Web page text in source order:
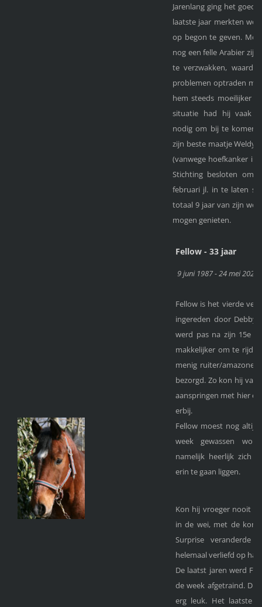
Jarenlang ging het goed
laatste jaar merkten we
op begon te geven.
nog een felle Arabier
te verzwakken,
problemen optraden
hem steeds moeilijker
situatie had hij vaak
nodig om bij te
zijn beste maatje Weldy
(vanwege hoefkanker in
Stichting besloten om
februari jl. in te laten
totaal 9 jaar van zijn
mogen genieten.
Fellow - 33 jaar
9 juni 1987 - 24 mei 2021
Fellow is het vierde
ingereden door Debby
werd pas na zijn 15e
makkelijker om te
menig ruiter/amazone
bezorgd. Zo kon hij
aanspringen met hier
erbij.
Fellow moest nog
week gewassen
namelijk heerlijk zich
erin te gaan liggen.
Kon hij vroeger nooit
in de wei, met de
Surprise
helemaal verliefd op
De laatst jaren werd
de week afgetraind. Dit
erg leuk. Het laatste